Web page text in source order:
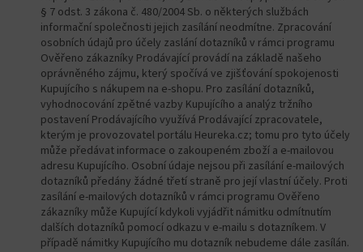
§ 7 odst. 3 zákona č. 480/2004 Sb. o některých službách
informační společnosti jejich zasílání neodmítne. Zpracování
osobních údajů pro účely zaslání dotazníků v rámci programu
Ověřeno zákazníky Prodávající provádí na základě našeho
oprávněného zájmu, který spočívá ve zjišťování spokojenosti
Kupujícího s nákupem na e-shopu. Pro zasílání dotazníků,
vyhodnocování zpětné vazby Kupujícího a analýz tržního
postavení Prodávajícího využívá Prodávající zpracovatele,
kterým je provozovatel portálu Heureka.cz; tomu pro tyto účely
může předávat informace o zakoupeném zboží a e-mailovou
adresu Kupujícího. Osobní údaje nejsou při zasílání e-mailových
dotazníků předány žádné třetí straně pro její vlastní účely. Proti
zasílání e-mailových dotazníků v rámci programu Ověřeno
zákazníky může Kupující kdykoli vyjádřit námitku odmítnutím
dalších dotazníků pomocí odkazu v e-mailu s dotazníkem. V
případě námitky Kupujícího mu dotazník nebudeme dále zasílán.